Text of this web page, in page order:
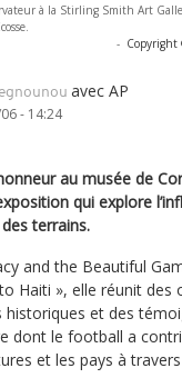
à la Stirling Smith Art
- Copyright
avec AP
- 14:24
au musée de
qui explore
terrains.
and the Beautiful
Haiti », elle réunit des
et des
dont le football a
et les pays à